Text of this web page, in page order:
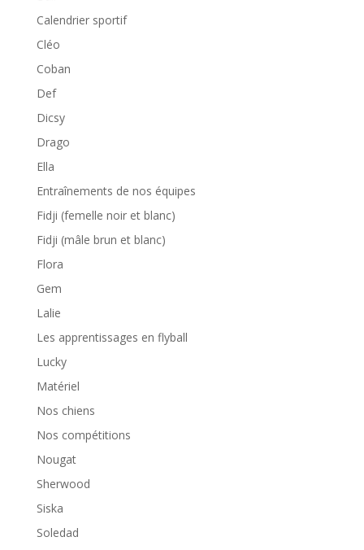
Calendrier sportif
Cléo
Coban
Def
Dicsy
Drago
Ella
Entraînements de nos équipes
Fidji (femelle noir et blanc)
Fidji (mâle brun et blanc)
Flora
Gem
Lalie
Les apprentissages en flyball
Lucky
Matériel
Nos chiens
Nos compétitions
Nougat
Sherwood
Siska
Soledad